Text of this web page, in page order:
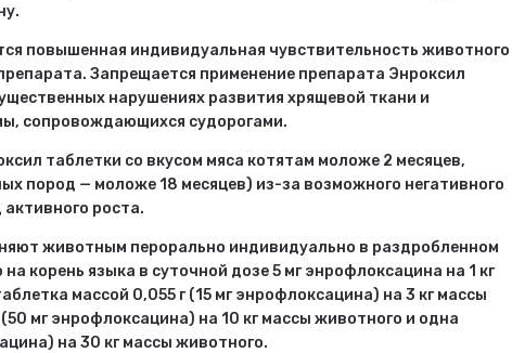
повышенная индивидуальная чувствительность животного
Запрещается применение препарата Энроксил
нарушениях развития хрящевой ткани и
сопровождающихся судорогами.
таблетки со вкусом мяса котятам моложе 2 месяцев,
пород — моложе 18 месяцев) из-за возможного негативного
роста.
животным перорально индивидуально в раздробленном
корень языка в суточной дозе 5 мг энрофлоксацина на 1 кг
массой 0,055 г (15 мг энрофлоксацина) на 3 кг массы
мг энрофлоксацина) на 10 кг массы животного и одна
на 30 кг массы животного.